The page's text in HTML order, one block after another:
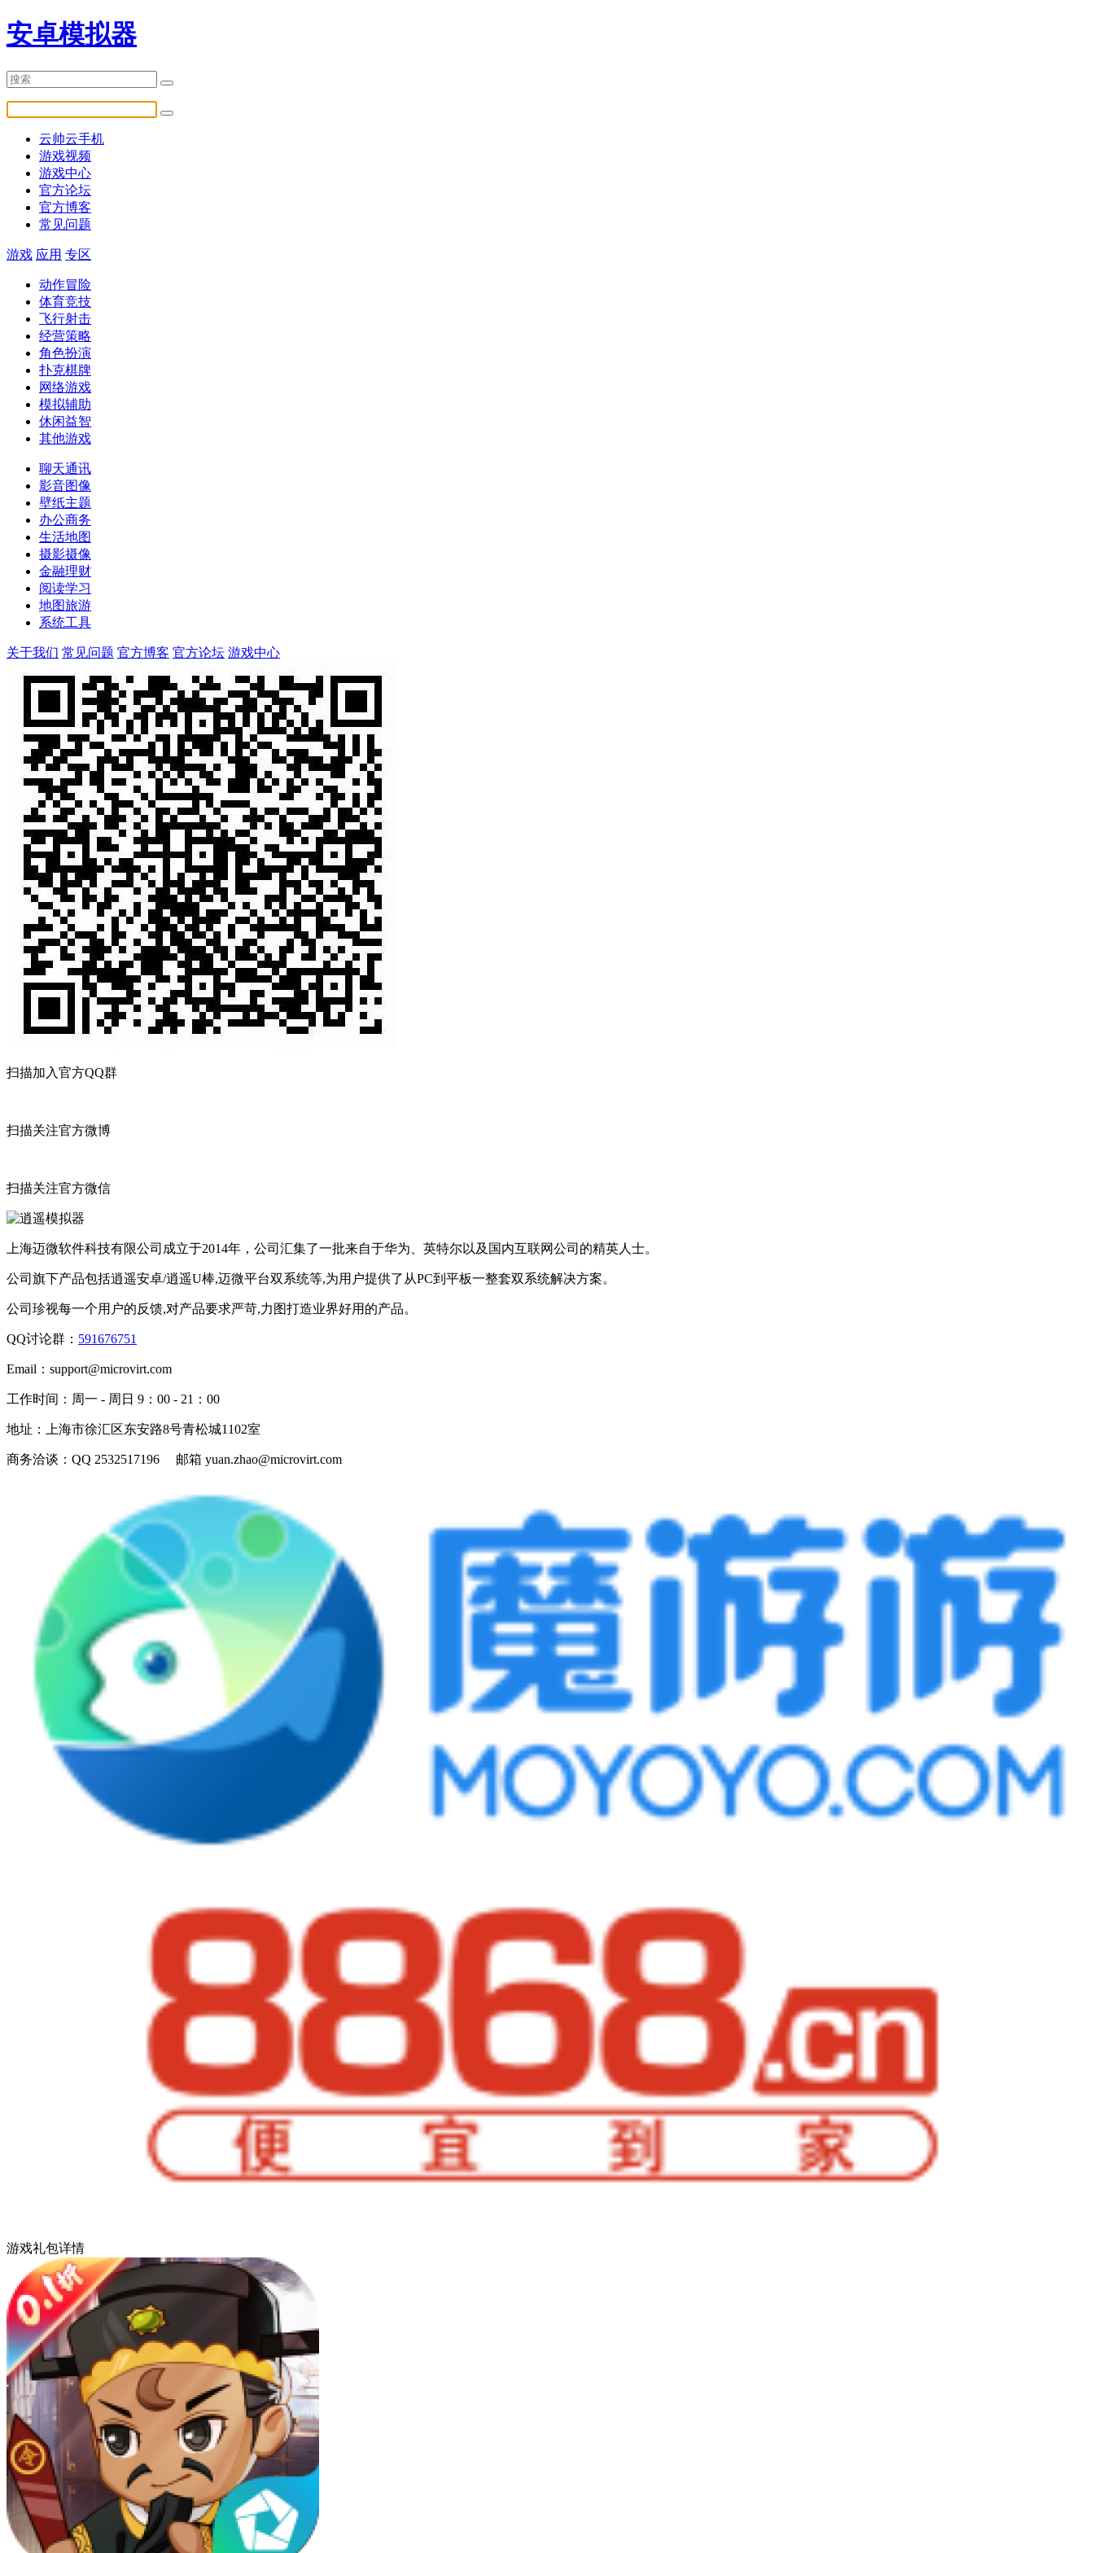
安卓模拟器
云帅云手机
游戏视频
游戏中心
官方论坛
官方博客
常见问题
游戏 应用 专区
动作冒险
体育竞技
飞行射击
经营策略
角色扮演
扑克棋牌
网络游戏
模拟辅助
休闲益智
其他游戏
聊天通讯
影音图像
壁纸主题
办公商务
生活地图
摄影摄像
金融理财
阅读学习
地图旅游
系统工具
关于我们 常见问题 官方博客 官方论坛 游戏中心
扫描加入官方QQ群
扫描关注官方微博
扫描关注官方微信
上海迈微软件科技有限公司成立于2014年，公司汇集了一批来自于华为、英特尔以及国内互联网公司的精英人士。
公司旗下产品包括逍遥安卓/逍遥U棒,迈微平台双系统等,为用户提供了从PC到平板一整套双系统解决方案。
公司珍视每一个用户的反馈,对产品要求严苛,力图打造业界好用的产品。
QQ讨论群： 591676751
Email： support@microvirt.com
工作时间： 周一 - 周日 9：00 - 21：00
地址： 上海市徐汇区东安路8号青松城1102室
商务洽谈： QQ 2532517196 邮箱 yuan.zhao@microvirt.com
游戏礼包详情